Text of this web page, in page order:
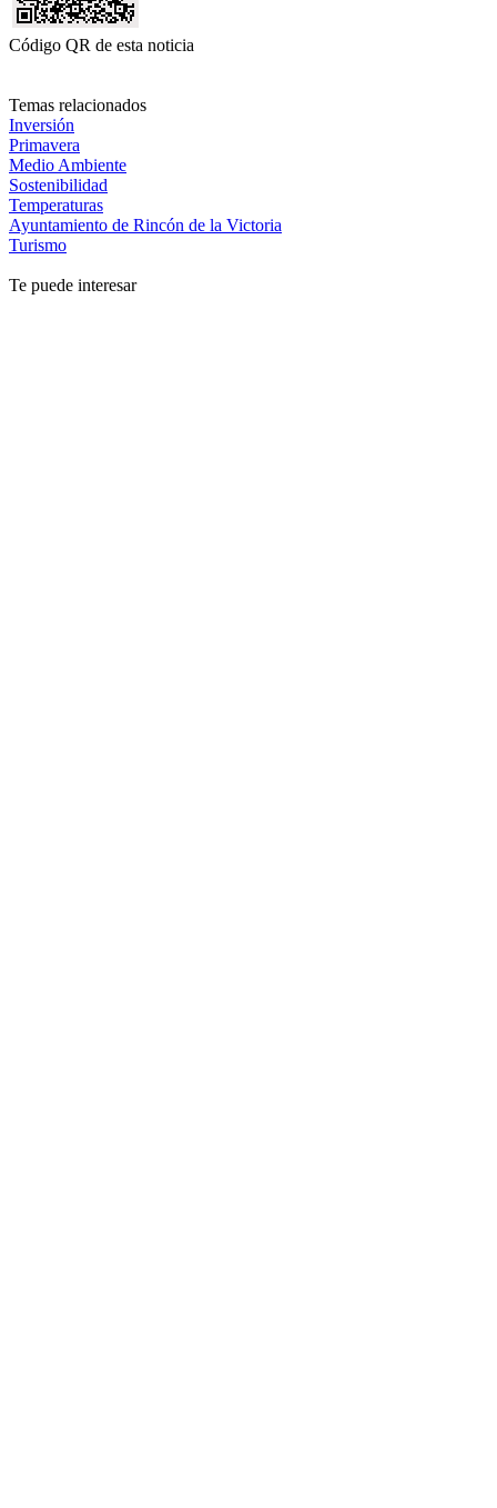
Código QR de esta noticia
Temas relacionados
Inversión
Primavera
Medio Ambiente
Sostenibilidad
Temperaturas
Ayuntamiento de Rincón de la Victoria
Turismo
Te puede interesar